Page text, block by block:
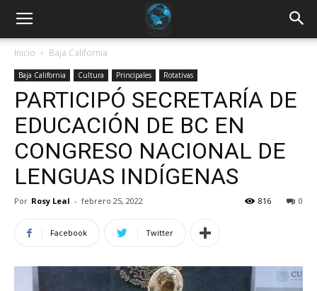
Inicio Baja California
Baja California Cultura Principales Rotativas
PARTICIPÓ SECRETARÍA DE
EDUCACIÓN DE BC EN
CONGRESO NACIONAL DE
LENGUAS INDÍGENAS
Por Rosy Leal - febrero 25, 2022 0
816
Facebook Twitter